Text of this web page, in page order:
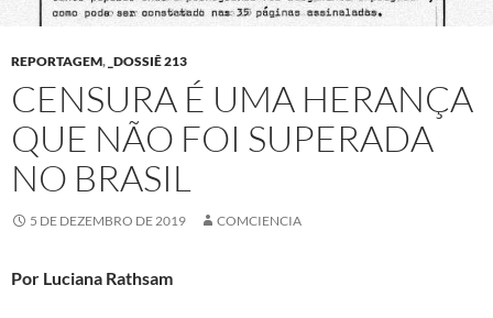
REPORTAGEM, _DOSSIÊ 213
CENSURA É UMA HERANÇA
QUE NÃO FOI SUPERADA
NO BRASIL
5 DE DEZEMBRO DE 2019 COMCIENCIA
Por Luciana Rathsam